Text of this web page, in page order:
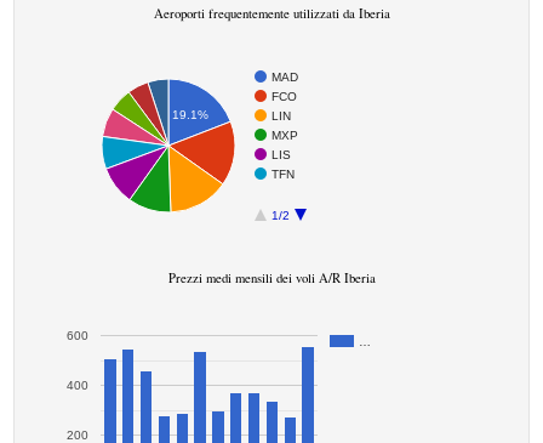
Aeroporti frequentemente utilizzati da Iberia
MAD
FCO
LIN
MXP
LIS
TFN
1/2
19.1%
Prezzi medi mensili dei voli A/R Iberia
200
400
600